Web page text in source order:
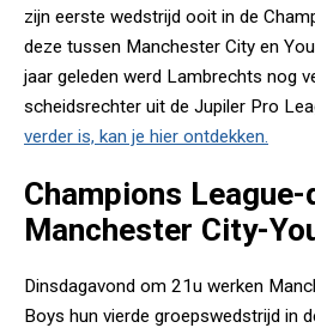
zijn eerste wedstrijd ooit in de
deze tussen Manchester City en
jaar geleden werd Lambrechts nog
scheidsrechter uit de Jupiler Pro
verder is, kan je hier ontdekken.
Champions
Manchester City-
Dinsdagavond om 21u werken
Boys hun vierde groepswedstrijd in